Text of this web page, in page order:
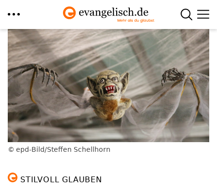
Direkt
zum
Inhalt
epd-Bild/Steffen Schellhorn
STILVOLL GLAUBEN